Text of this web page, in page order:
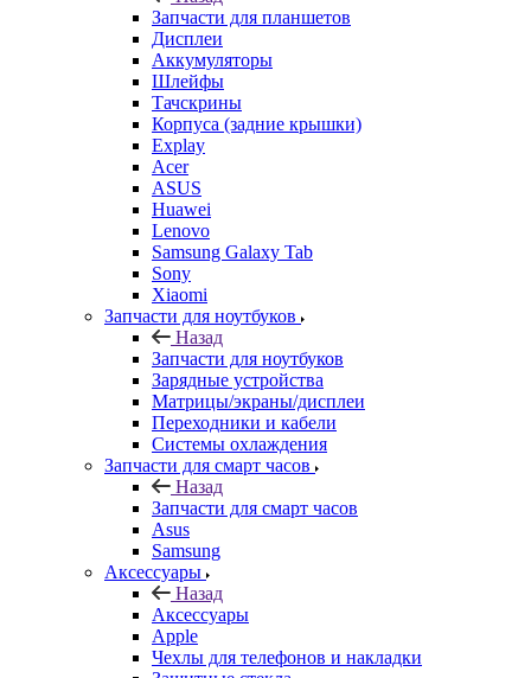
Тачскрины
Корпуса (задние крышки)
Explay
Acer
ASUS
Huawei
Lenovo
Samsung Galaxy Tab
Sony
Xiaomi
Запчасти для ноутбуков
Назад
Запчасти для ноутбуков
Зарядные устройства
Матрицы/экраны/дисплеи
Переходники и кабели
Системы охлаждения
Запчасти для смарт часов
Назад
Запчасти для смарт часов
Asus
Samsung
Аксессуары
Назад
Аксессуары
Apple
Чехлы для телефонов и накладки
Защитные стекла
Элементы питания
Держатель
Наушники
Моноподы (Селфи палка)